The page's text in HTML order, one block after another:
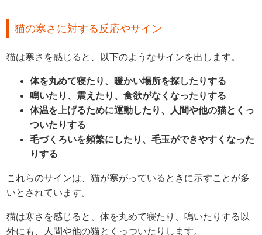
猫の寒さに対する反応やサイン
猫は寒さを感じると、以下のようなサインを出します。
体を丸めて寝たり、暖かい場所を探したりする
鳴いたり、震えたり、食欲がなくなったりする
体温を上げるために運動したり、人間や他の猫とくっ
ついたりする
毛づくろいを頻繁にしたり、毛玉ができやすくなった
りする
これらのサインは、猫が寒がっているときに示すことが多
いとされています。
猫は寒さを感じると、体を丸めて寝たり、鳴いたりする以
外にも、人間や他の猫とくっついたりします。